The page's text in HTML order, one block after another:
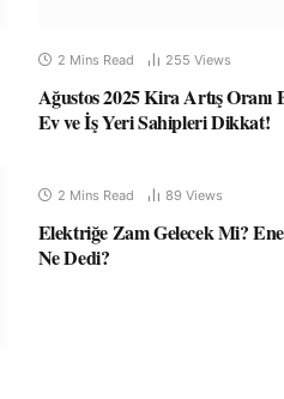
2 Mins Read 255 Views
Ağustos 2025 Kira Artış Oranı
Ev ve İş Yeri Sahipleri Dikkat!
2 Mins Read 89 Views
Elektriğe Zam Gelecek Mi?
Ne Dedi?